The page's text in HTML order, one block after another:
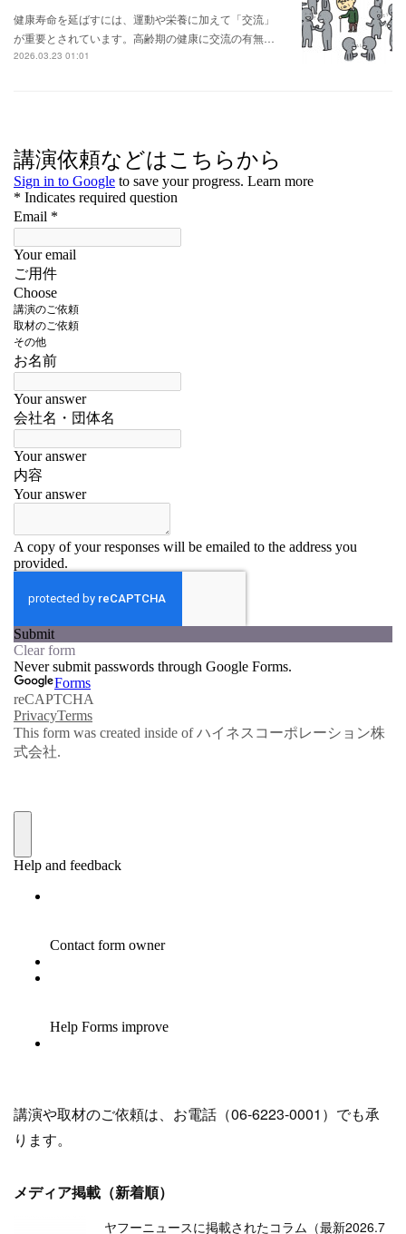
健康寿命を延ばすには、運動や栄養に加えて「交流」
が重要とされています。高齢期の健康に交流の有無…
2026.03.23 01:01
講演や取材のご依頼は、お電話（06-6223-0001）でも承
ります。
メディア掲載（新着順）
ヤフーニュースに掲載されたコラム（最新2026.7